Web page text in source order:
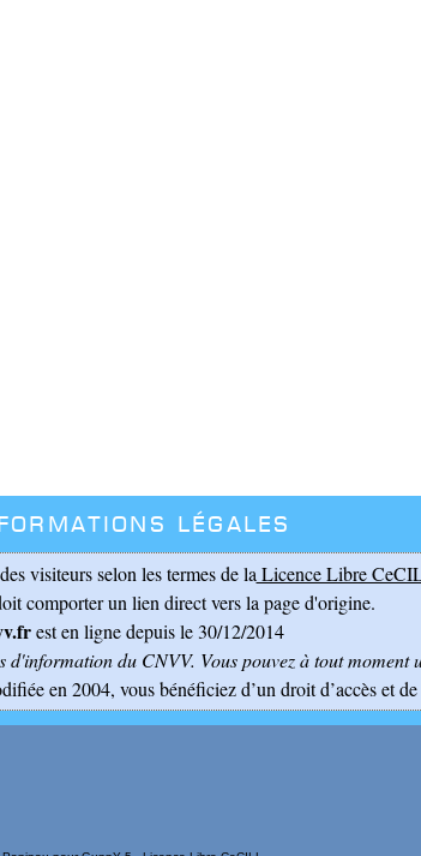
légales
visiteurs selon les termes de la Licence Libre
comporter un lien direct vers la page d'origine.
est en ligne depuis le 30/12/2014
d'information du CNVV. Vous pouvez à tout moment
en 2004, vous bénéficiez d’un droit d’accès et